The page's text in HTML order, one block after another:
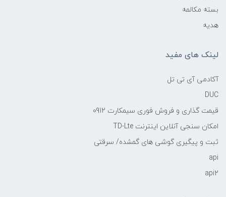
بسته مکالمه
هدیه
لینک های مفید
آکادمی آی تی تل
DUC
قیمت گذاری و فروش فوری سیمکارت 0912
امکان سنجی آنلاین اینترنت TD-Lte
ثبت و پیگیری گوشی های گمشده/ سرقتی
api
api2